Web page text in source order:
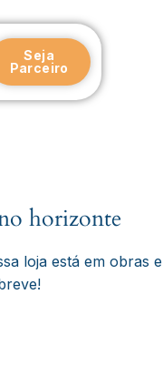
Seja
Parceiro
horizonte
loja está em obras e